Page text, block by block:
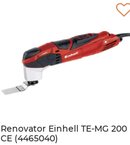
Renovator Einhell TE-MG 200
CE (4465040)